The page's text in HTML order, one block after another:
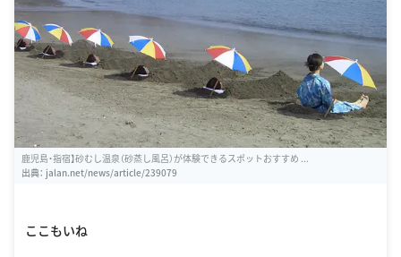
鹿児島・指宿】砂むし温泉（砂蒸し風呂）が体験できるスポットおすすめ ...
出典： jalan.net/news/article/239079